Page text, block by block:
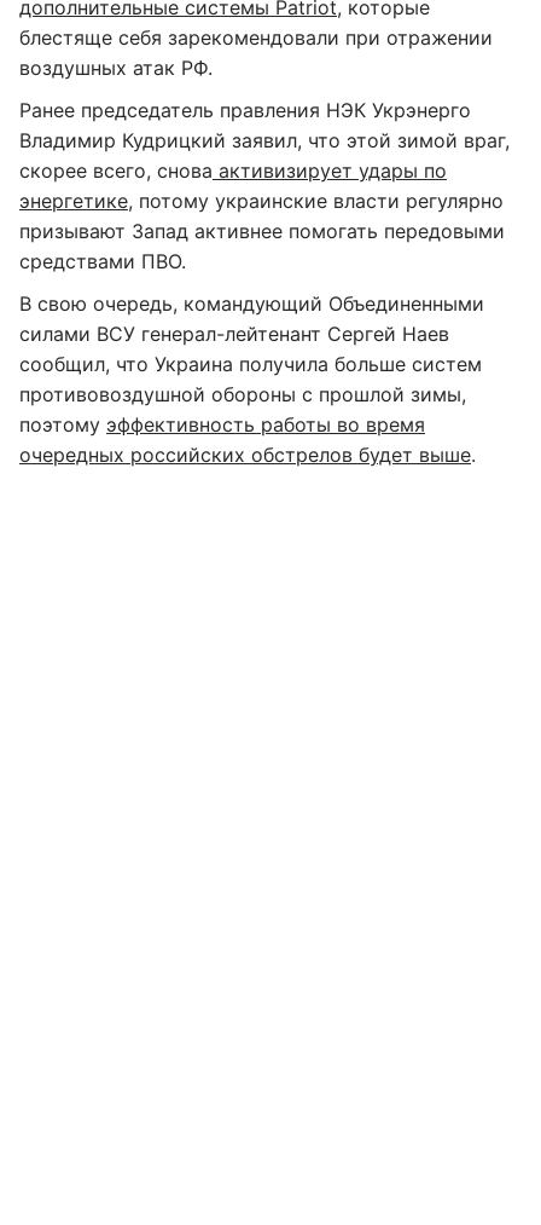
дополнительные системы Patriot, которые
блестяще себя зарекомендовали при отражении
воздушных атак РФ.
Ранее председатель правления НЭК Укрэнерго
Владимир Кудрицкий заявил, что этой зимой враг,
скорее всего, снова активизирует удары по
энергетике, потому украинские власти регулярно
призывают Запад активнее помогать передовыми
средствами ПВО.
В свою очередь, командующий Объединенными
силами ВСУ генерал-лейтенант Сергей Наев
сообщил, что Украина получила больше систем
противовоздушной обороны с прошлой зимы,
поэтому эффективность работы во время
очередных российских обстрелов будет выше.